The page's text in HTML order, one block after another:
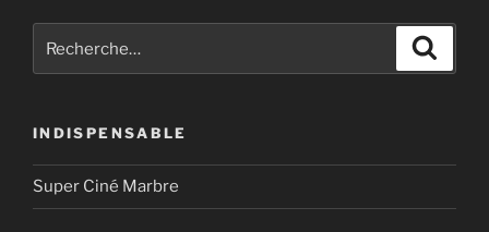
pour
INDISPENSABLE
Super Ciné Marbre